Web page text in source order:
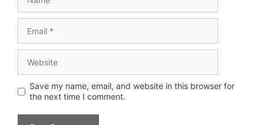
Save my name, email, and website in this browser for
the next time I comment.